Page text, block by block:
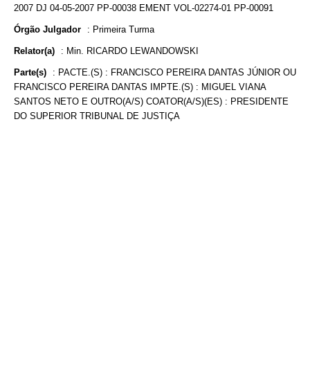
2007 DJ 04-05-2007 PP-00038 EMENT VOL-02274-01 PP-00091
Órgão Julgador : Primeira Turma
Relator(a) : Min. RICARDO LEWANDOWSKI
Parte(s) : PACTE.(S) : FRANCISCO PEREIRA DANTAS JÚNIOR OU
FRANCISCO PEREIRA DANTAS IMPTE.(S) : MIGUEL VIANA
SANTOS NETO E OUTRO(A/S) COATOR(A/S)(ES) : PRESIDENTE
DO SUPERIOR TRIBUNAL DE JUSTIÇA